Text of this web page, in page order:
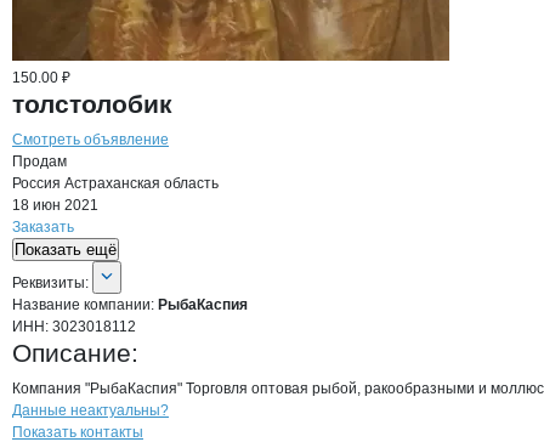
150.00 ₽
толстолобик
Смотреть объявление
Продам
Россия Астраханская область
18 июн 2021
Заказать
Показать ещё
О компании
Реквизиты
Реквизиты:
Название компании: РыбаКаспия
ИНН: 3023018112
Описание:
Компания "РыбаКаспия" Торговля оптовая рыбой, ракообразными и
Контактыкомпании
+7(800)000-00-..
Данные неактуальны?
Показать контакты